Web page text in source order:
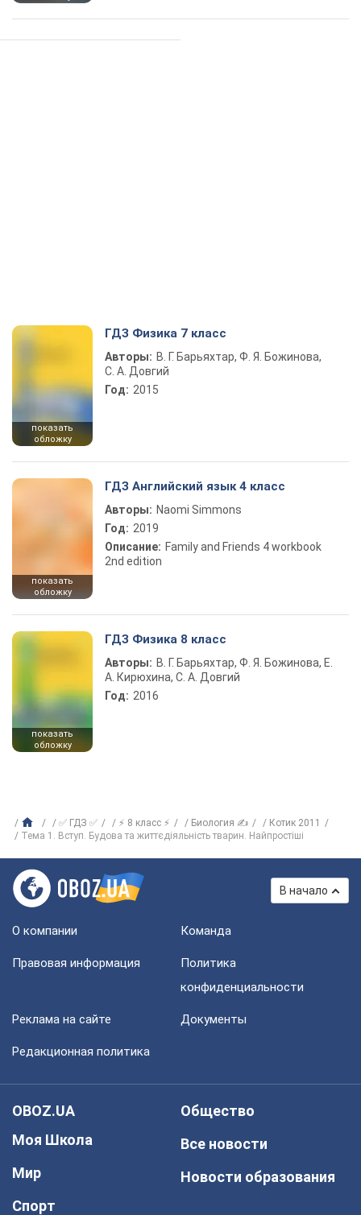
показать
обложку
ГДЗ Физика 7 класс
Авторы: В. Г. Барьяхтар, Ф. Я. Божинова,
С. А. Довгий
Год: 2015
показать
обложку
ГДЗ Английский язык 4 класс
Авторы: Naomi Simmons
Год: 2019
Описание: Family and Friends 4 workbook
2nd edition
показать
обложку
ГДЗ Физика 8 класс
Авторы: В. Г. Барьяхтар, Ф. Я. Божинова, Е.
А. Кирюхина, С. А. Довгий
Год: 2016
✅ ГДЗ ✅ ⚡ 8 класс ⚡ Биология ✍
Котик 2011
Тема 1. Вступ. Будова та життєдіяльність тварин. Найпростіші
В начало
О компании Команда
Правовая информация
Политика
конфиденциальности
Реклама на сайте Документы
Редакционная политика
OBOZ.UA
Моя Школа
Мир
Спорт
Общество
Все новости
Новости образования